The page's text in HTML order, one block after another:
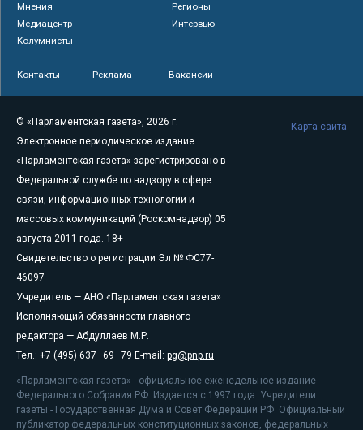
Мнения
Регионы
Медиацентр
Интервью
Колумнисты
Контакты Реклама Вакансии
© «Парламентская газета», 2026 г.
Электронное периодическое издание
«Парламентская газета» зарегистрировано в
Федеральной службе по надзору в сфере
связи, информационных технологий и
массовых коммуникаций (Роскомнадзор) 05
августа 2011 года. 18+
Свидетельство о регистрации Эл № ФС77-
46097
Учредитель — АНО «Парламентская газета»
Исполняющий обязанности главного
редактора — Абдуллаев М.Р.
Тел.: +7 (495) 637–69–79 E-mail: pg@pnp.ru
«Парламентская газета» - официальное еженедельное издание
Федерального Собрания РФ. Издается с 1997 года. Учредители
газеты - Государственная Дума и Совет Федерации РФ. Официальный
публикатор федеральных конституционных законов, федеральных
Карта сайта